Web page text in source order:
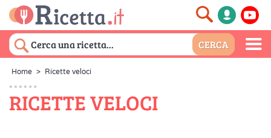
Home > Ricette veloci
RICETTE VELOCI